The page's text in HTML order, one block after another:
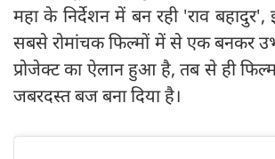
महा के निर्देशन में बन रही 'राव बहादुर',
सबसे रोमांचक फिल्मों में से एक बनकर
प्रोजेक्ट का ऐलान हुआ है, तब से ही
जबरदस्त बज बना दिया है।